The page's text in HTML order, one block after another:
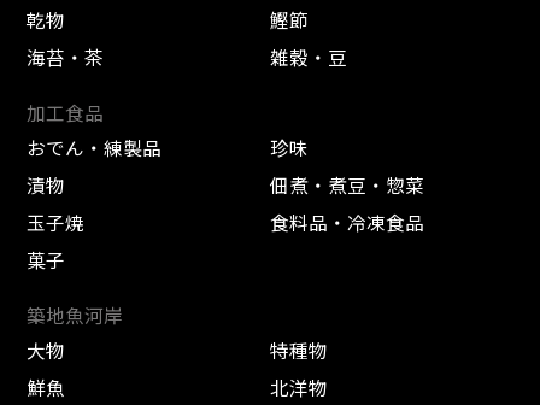
乾物
鰹節
海苔・茶
雑穀・豆
加工食品
おでん・練製品
珍味
漬物
佃煮・煮豆・惣菜
玉子焼
食料品・冷凍食品
菓子
築地魚河岸
大物
特種物
鮮魚
北洋物